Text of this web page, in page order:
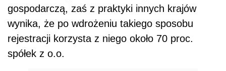
gospodarczą, zaś z praktyki innych krajów
wynika, że po wdrożeniu takiego sposobu
rejestracji korzysta z niego około 70 proc.
spółek z o.o.